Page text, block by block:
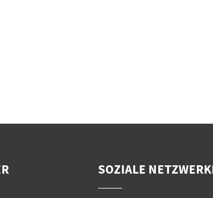
SOZIALE